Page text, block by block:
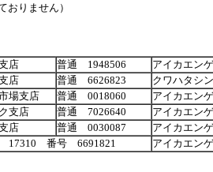
おりません）
店 普通 1948506
アイカエン
店 普通 6626823
クワハタシ
場支店 普通 0018060
アイカエン
支店 普通 7026640
アイカエン
店 普通 0030087
アイカエン
17310 番号 6691821 アイカエン